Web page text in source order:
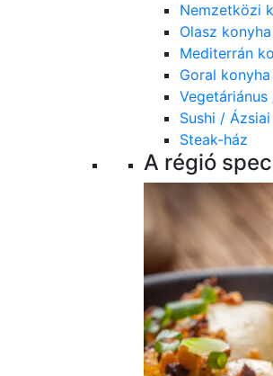
Nemzetközi
Olasz konyha
Mediterrán
Goral konyha
Sushi /
Steak-ház
A régió